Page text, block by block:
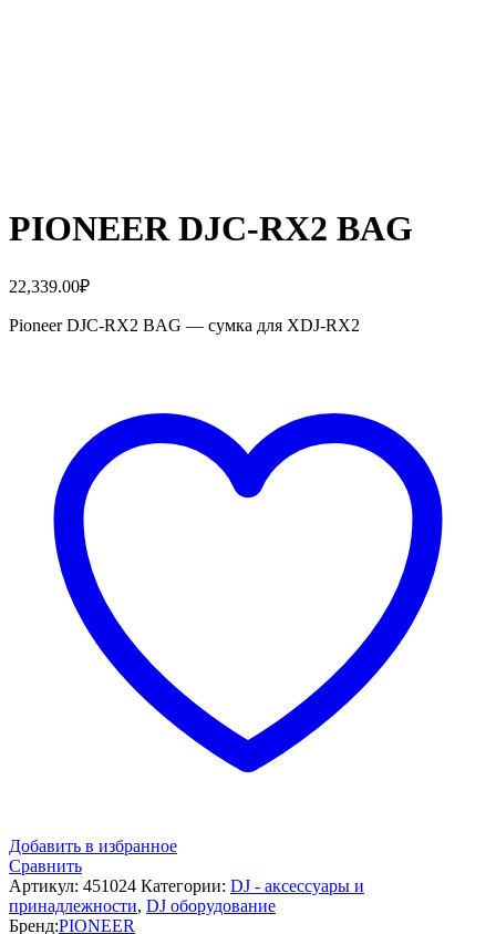
PIONEER DJC-RX2 BAG
22,339.00₽
Pioneer DJC-RX2 BAG — сумка для XDJ-RX2
Добавить в избранное
Сравнить
Артикул: 451024 Категории: DJ - аксессуары и
принадлежности, DJ оборудование
Бренд:PIONEER